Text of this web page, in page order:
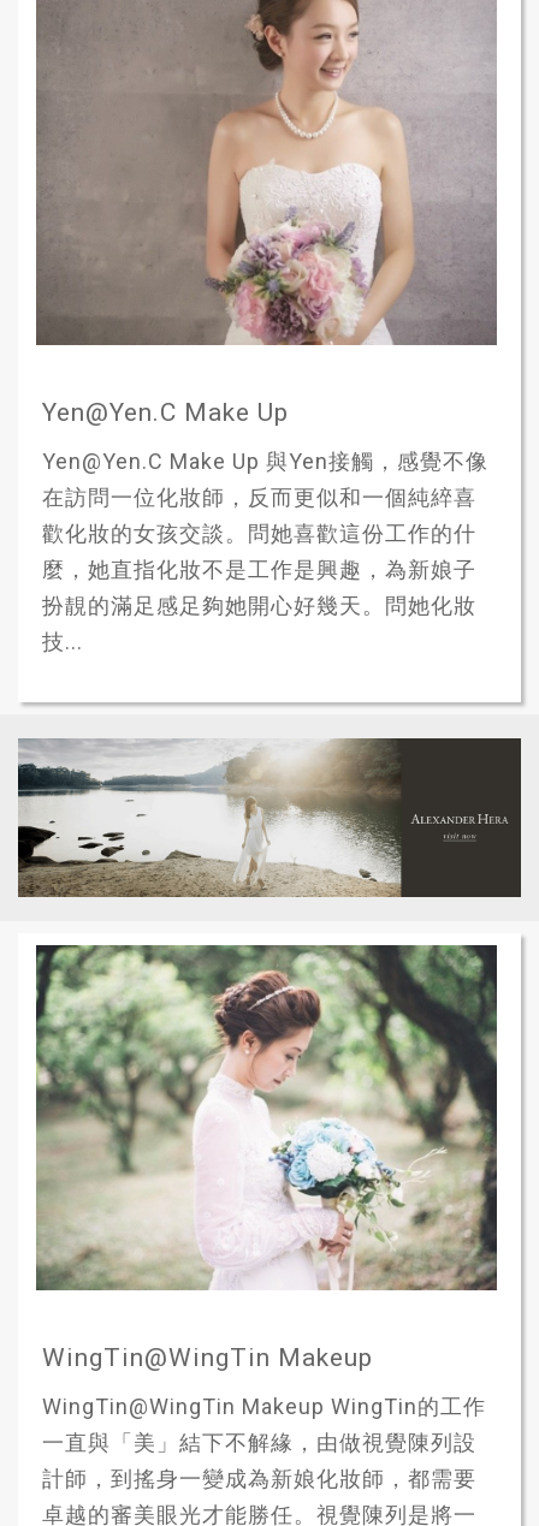
Yen@Yen.C Make Up
Yen@Yen.C Make Up 與Yen接觸，感覺不像
在訪問一位化妝師，反而更似和一個純綷喜
歡化妝的女孩交談。問她喜歡這份工作的什
麼，她直指化妝不是工作是興趣，為新娘子
扮靚的滿足感足夠她開心好幾天。問她化妝
技...
WingTin@WingTin Makeup
WingTin@WingTin Makeup WingTin的工作
一直與「美」結下不解緣，由做視覺陳列設
計師，到搖身一變成為新娘化妝師，都需要
卓越的審美眼光才能勝任。視覺陳列是將一